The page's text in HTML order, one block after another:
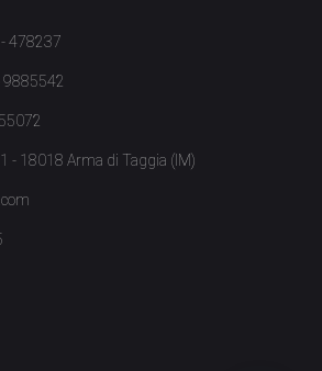
478237
9885542
- 18018 Arma di Taggia (IM)